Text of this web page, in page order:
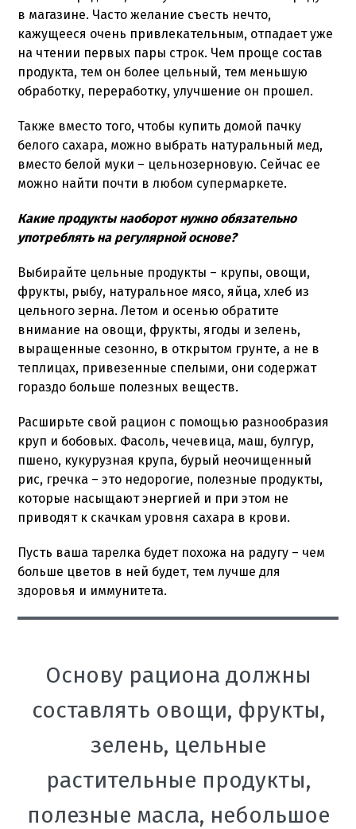
в магазине. Часто желание съесть нечто,
кажущееся очень привлекательным, отпадает уже
на чтении первых пары строк. Чем проще состав
продукта, тем он более цельный, тем меньшую
обработку, переработку, улучшение он прошел.
Также вместо того, чтобы купить домой пачку
белого сахара, можно выбрать натуральный мед,
вместо белой муки – цельнозерновую. Сейчас ее
можно найти почти в любом супермаркете.
Какие продукты наоборот нужно обязательно
употреблять на регулярной основе?
Выбирайте цельные продукты – крупы, овощи,
фрукты, рыбу, натуральное мясо, яйца, хлеб из
цельного зерна. Летом и осенью обратите
внимание на овощи, фрукты, ягоды и зелень,
выращенные сезонно, в открытом грунте, а не в
теплицах, привезенные спелыми, они содержат
гораздо больше полезных веществ.
Расширьте свой рацион с помощью разнообразия
круп и бобовых. Фасоль, чечевица, маш, булгур,
пшено, кукурузная крупа, бурый неочищенный
рис, гречка – это недорогие, полезные продукты,
которые насыщают энергией и при этом не
приводят к скачкам уровня сахара в крови.
Пусть ваша тарелка будет похожа на радугу – чем
больше цветов в ней будет, тем лучше для
здоровья и иммунитета.
Основу рациона должны
составлять овощи, фрукты,
зелень, цельные
растительные продукты,
полезные масла, небольшое